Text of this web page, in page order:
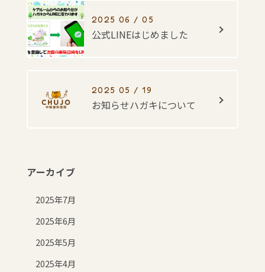
2025 06 / 05
公式LINEはじめました
2025 05 / 19
お知らせハガキについて
アーカイブ
2025年7月
2025年6月
2025年5月
2025年4月